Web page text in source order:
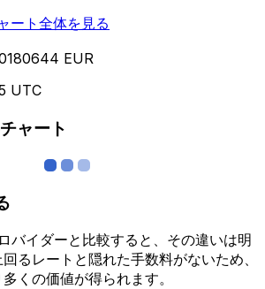
ート全体を見る
EUR
UTC
ャート
バイダーと比較すると、その違いは明
るレートと隠れた手数料がないため、
くの価値が得られます。